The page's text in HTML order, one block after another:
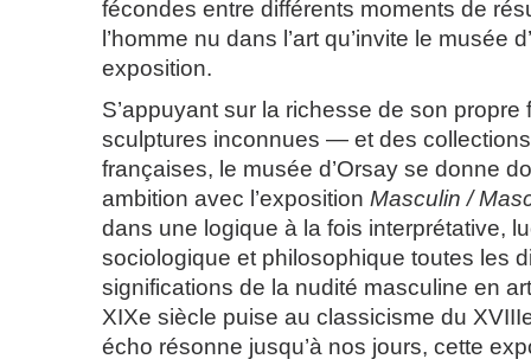
fécondes entre différents moments de
l’homme nu dans l’art qu’invite le musée
exposition.
S’appuyant sur la richesse de son
sculptures inconnues — et des
françaises, le musée d’Orsay se donne
ambition avec l’exposition Masculin /
dans une logique à la fois interprétative,
sociologique et philosophique toutes les
significations de la nudité masculine en
XIXe siècle puise au classicisme du
écho résonne jusqu’à nos jours, cette